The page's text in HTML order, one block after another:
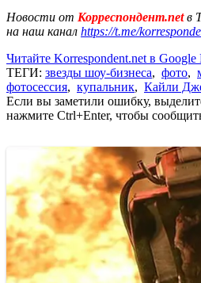
Новости от Корреспондент.netв
на наш канал https://t.me/
Читайте Korrespondent.net в Google
ТЕГИ: звезды шоу-бизнеса, фото,
фотосессия, купальник, Кайли
Если вы заметили ошибку,
нажмите Ctrl+Enter, чтобы